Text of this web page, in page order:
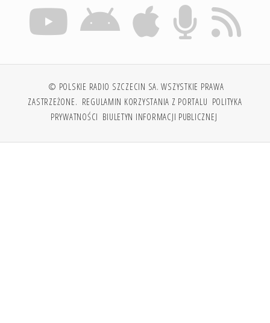
© POLSKIE RADIO SZCZECIN SA. WSZYSTKIE PRAWA
ZASTRZEŻONE. REGULAMIN KORZYSTANIA Z PORTALU POLITYKA
PRYWATNOŚCI BIULETYN INFORMACJI PUBLICZNEJ